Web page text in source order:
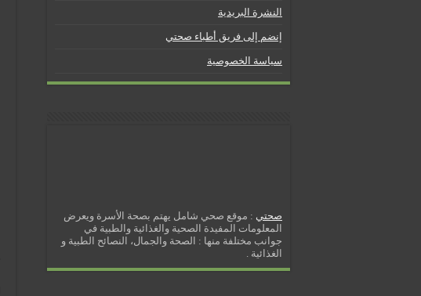
إزالة الشعر بالليزر
كيف نخفف من الشعور بالعطش في رمضان؟
النشرة البريدية
إنضم إلى فريق أطباء صحتي
سياسة الخصوصية
صحتي : موقع صحي شامل يهتم بصحة الأسرة ويعرض
المعلومات المفيدة الصحية والغذائية والطبية في
جوانب مختلفة منها : الصحة والجمال، النصائح الطبية و
الغذائية .